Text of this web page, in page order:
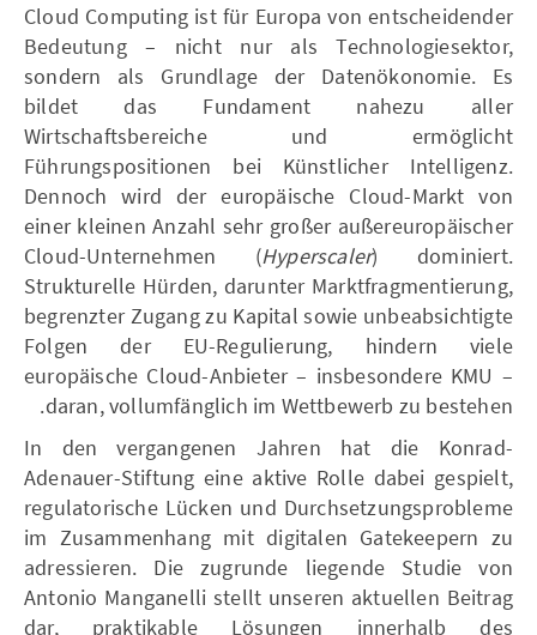
Cloud Computing ist für Europa von entscheidender
Bedeutung – nicht nur als Technologiesektor,
sondern als Grundlage der Datenökonomie. Es
bildet das Fundament nahezu aller
Wirtschaftsbereiche und ermöglicht
Führungspositionen bei Künstlicher Intelligenz.
Dennoch wird der europäische Cloud-Markt von
einer kleinen Anzahl sehr großer außereuropäischer
Cloud-Unternehmen (Hyperscaler) dominiert.
Strukturelle Hürden, darunter Marktfragmentierung,
begrenzter Zugang zu Kapital sowie unbeabsichtigte
Folgen der EU-Regulierung, hindern viele
europäische Cloud-Anbieter – insbesondere KMU –
daran, vollumfänglich im Wettbewerb zu bestehen.
In den vergangenen Jahren hat die Konrad-
Adenauer-Stiftung eine aktive Rolle dabei gespielt,
regulatorische Lücken und Durchsetzungsprobleme
im Zusammenhang mit digitalen Gatekeepern zu
adressieren. Die zugrunde liegende Studie von
Antonio Manganelli stellt unseren aktuellen Beitrag
dar, praktikable Lösungen innerhalb des